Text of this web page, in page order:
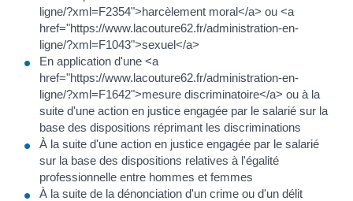
ligne/?xml=F2354">harcèlement moral</a> ou <a
href="https://www.lacouture62.fr/administration-en-
ligne/?xml=F1043">sexuel</a>
En application d'une <a
href="https://www.lacouture62.fr/administration-en-
ligne/?xml=F1642">mesure discriminatoire</a> ou à la
suite d'une action en justice engagée par le salarié sur la
base des dispositions réprimant les discriminations
À la suite d'une action en justice engagée par le salarié
sur la base des dispositions relatives à l'égalité
professionnelle entre hommes et femmes
À la suite de la dénonciation d'un crime ou d'un délit